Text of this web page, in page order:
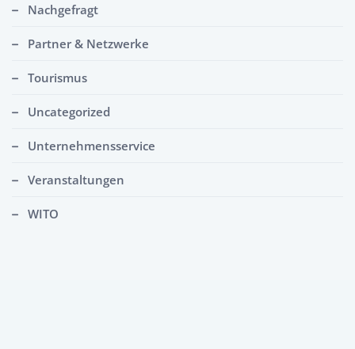
Nachgefragt
Partner & Netzwerke
Tourismus
Uncategorized
Unternehmensservice
Veranstaltungen
WITO